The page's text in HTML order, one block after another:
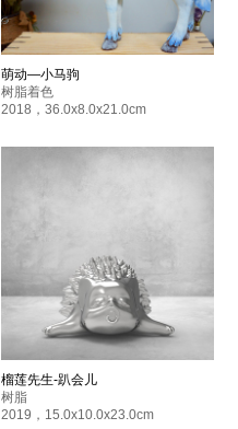
萌动—小马驹
树脂着色
2018 ， 36.0x8.0x21.0cm
榴莲先生-趴会儿
树脂
2019 ， 15.0x10.0x23.0cm